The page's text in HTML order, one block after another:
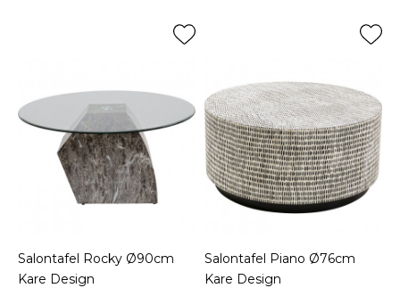
Salontafel Rocky Ø90cm
Kare Design
Salontafel Piano Ø76cm
Kare Design